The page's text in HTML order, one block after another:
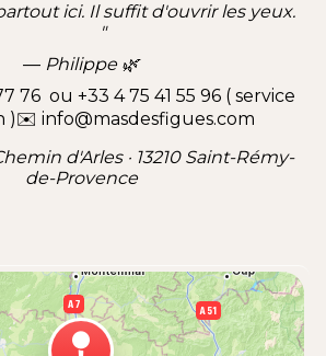
ici. Il suffit d'ouvrir les yeux.
"
— Philippe 🌿
76 ou +33 4 75 41 55 96 ( service
)✉️ info@masdesfigues.com
d'Arles · 13210 Saint-Rémy-
de-Provence